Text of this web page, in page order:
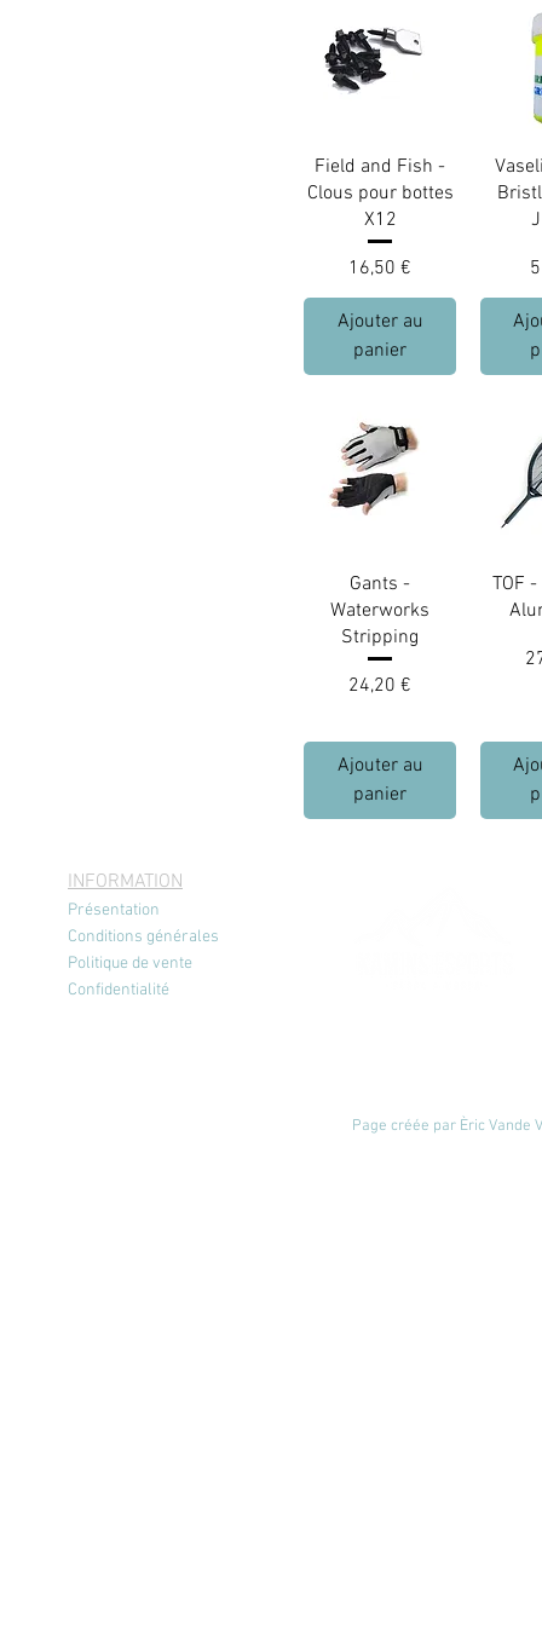
Field and Fish -
Clous pour bottes
X12
Prix
16,50 €
Ajouter au
panier
Gants -
Waterworks
Stripping
Prix
24,20 €
Ajouter au
panier
TOF
INFORMATION
Présentation
Conditions générales
Politique de vente
Confidentialité
Page créée par Èric Vande